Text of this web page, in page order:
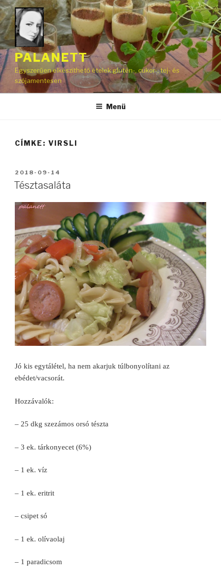
Tartalomhoz
PALANETT
Egyszerűen elkészíthető ételek glutén-, cukor-, tej- és
szójamentesen
Menü
CÍMKE: VIRSLI
BEKÜLDVE:
2018-09-14
Tésztasaláta
Jó kis egytálétel, ha nem akarjuk túlbonyolítani az
ebédet/vacsorát.
Hozzávalók:
– 25 dkg szezámos orsó tészta
– 3 ek. tárkonyecet (6%)
– 1 ek. víz
– 1 ek. eritrit
– csipet só
– 1 ek. olívaolaj
– 1 paradicsom